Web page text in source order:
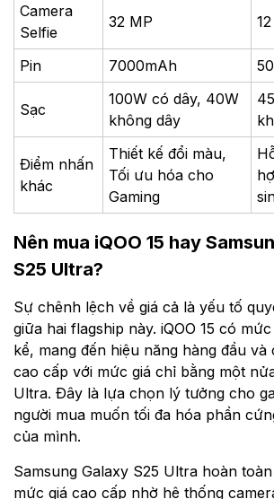
Camera
Selfie
32 MP
Pin 7000mAh
Sạc
100W có dây, 40W
không dây
Điểm nhấn
khác
Thiết kế đổi màu,
Tối ưu hóa cho
Gaming
Nên mua iQOO 15 hay
S25 Ultra?
Sự chênh lệch về giá cả là yếu tố
giữa hai flagship này. iQOO 15 có
kể, mang đến hiệu năng hàng đầu và
cao cấp với mức giá chỉ bằng một
Ultra. Đây là lựa chọn lý tưởng cho
người mua muốn tối đa hóa phần
của mình.
Samsung Galaxy S25 Ultra hoàn
mức giá cao cấp nhờ hệ thống